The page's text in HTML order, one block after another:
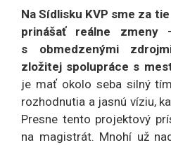
Na Sídlisku KVP sme za
prinášať reálne zmeny
s obmedzenými
zložitej spolupráce s
je mať okolo seba silný
rozhodnutia a jasnú víziu,
Presne tento projektový
na magistrát. Mnohí už